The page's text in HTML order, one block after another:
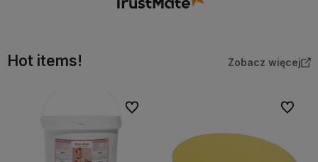
Hot items! Zobacz więcej
Do ulubionych Do